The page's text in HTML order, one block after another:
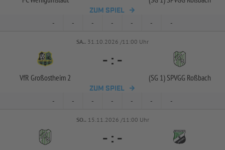
ZUM SPIEL
- - - - - - -
SA.. 31.10.2026 /11:00 Uhr
VfR Großostheim 2
- : -
(SG 1) SPVGG Roßbach
ZUM SPIEL
- - - - - - -
SO.. 15.11.2026 /11:00 Uhr
- : -